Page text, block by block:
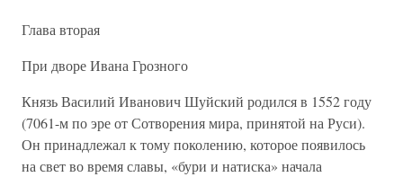
Глава вторая
При дворе Ивана Грозного
Князь Василий Иванович Шуйский родился в 1552 году
(7061-м по эре от Сотворения мира, принятой на Руси).
Он принадлежал к тому поколению, которое появилось
на свет во время славы, «бури и натиска» начала